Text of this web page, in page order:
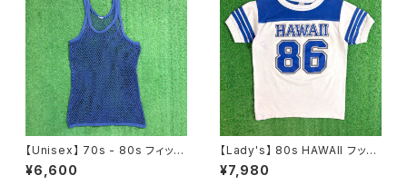
【Unisex】 70s - 80s フィッシ
ュネット タンクトップ / 70年代
80年代 メッシュ 古着 メンズ レ
¥6,600
【Lady's】 80s HAWAII フット
ボール Tシャツ / 80年代 ティ
ーシャツ T-Short チビ ピチ ミ
¥7,980